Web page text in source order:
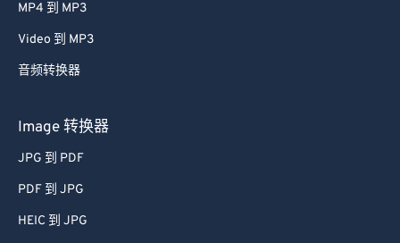
MP4 到 MP3
Video 到 MP3
音频转换器
Image 转换器
JPG 到 PDF
PDF 到 JPG
HEIC 到 JPG